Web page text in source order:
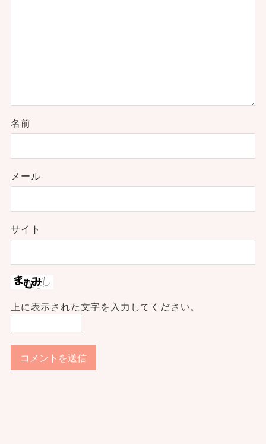
名前
メール
サイト
上に表示された文字を入力してください。